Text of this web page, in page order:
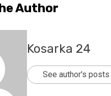
Author
Kosarka 24
See author's posts